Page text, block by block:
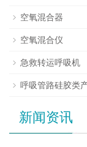
空氧混合器
空氧混合仪
急救转运呼吸机
呼吸管路硅胶类
新闻资讯